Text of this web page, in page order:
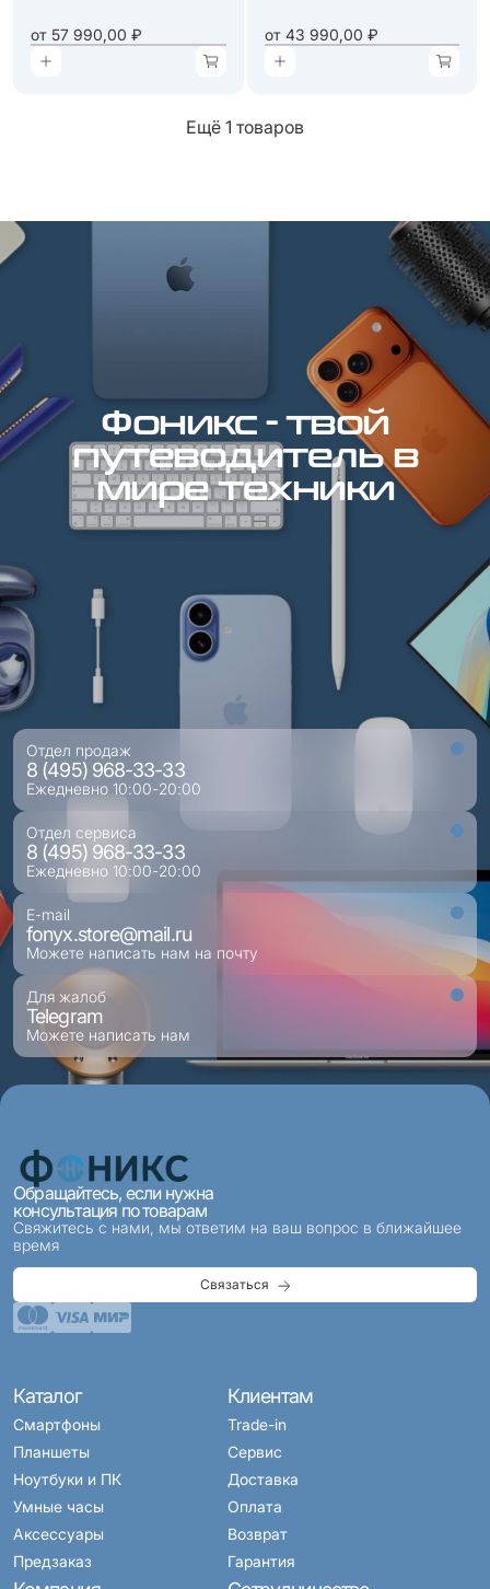
от 57 990,00 ₽ от43 990,00 ₽
Ещё 1 товаров
Фоникс - твой
путеводитель в
мире техники
Отдел продаж
8 (495) 968-33-33
Ежедневно 10:00-20:00
Отдел сервиса
8 (495) 968-33-33
Ежедневно 10:00-20:00
E-mail
fonyx.store@mail.ru
Можете написать нам на почту
Для жалоб
Telegram
Можете написать нам
Обращайтесь, если нужна
консультация по товарам
Свяжитесь с нами, мы ответим на ваш вопрос в ближайшее
время
Связаться
Каталог
Смартфоны
Планшеты
Ноутбуки и ПК
Умные часы
Аксессуары
Предзаказ
Клиентам
Trade-in
Сервис
Доставка
Оплата
Возврат
Гарантия